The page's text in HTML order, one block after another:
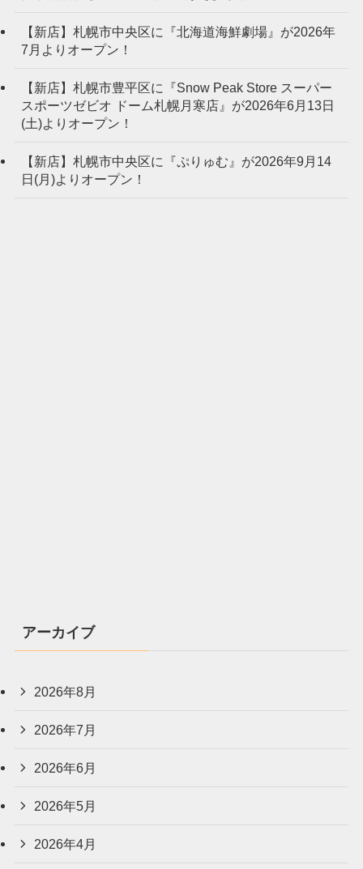
【新店】札幌市中央区に『北海道海鮮劇場』が2026年
7月よりオープン！
【新店】札幌市豊平区に『Snow Peak Store スーパー
スポーツゼビオ ドーム札幌月寒店』が2026年6月13日
(土)よりオープン！
【新店】札幌市中央区に『ぷりゅむ』が2026年9月14
日(月)よりオープン！
アーカイブ
2026年8月
2026年7月
2026年6月
2026年5月
2026年4月